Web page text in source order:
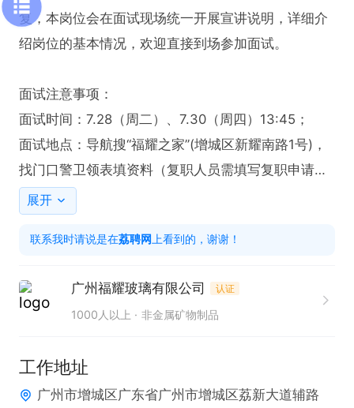
复，本岗位会在面试现场统一开展宣讲说明，详细介
绍岗位的基本情况，欢迎直接到场参加面试。
面试注意事项：
面试时间：7.28（周二）、7.30（周四）13:45；
面试地点：导航搜“福耀之家”(增城区新耀南路1号)，
找门口警卫领表填资料（复职人员需填写复职申请
表）
面试必备：身份证原件、黑色笔、携带全日制毕业证
的复印件（若毕业证均已遗失则不要求携带）
裙子/背心/拖鞋，否则无法进厂参观/面试
站立式作业、玻璃搬抬、接触酒精不过敏
岗位职责：
展开
联系我时请说是在荔聘网 上看到的，谢谢！
广州福耀玻璃有限公司 认证
1000人以上 非金属矿物制品
工作地址
广州市增城区广东省广州市增城区荔新大道辅路